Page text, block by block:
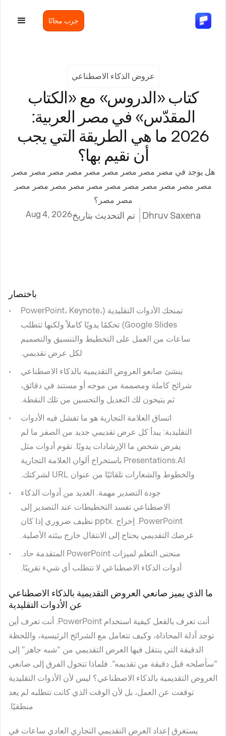
جرب مجانًا
عروض الذكاء الاصطناعي
كتاب «الدروس» مع «الكتاب
المقدّس» في مصر العربية:
2026 ما هي الطريقة التي يجب
أن نقيم بها؟
هل يوجد في مصر مصر مصر مصر مصر مصر مصر مصر مصر
مصر مصر مصر مصر مصر مصر مصر مصر مصر مصر مصر
مصر مصر؟
Dhruv Saxena تم التحديث بتاريخAug 4, 2026
باختصار
تمنحك الأدوات التقليدية (PowerPoint، Keynote،
Google Slides) تحكمًا يدويًا كاملاً ولكنها تتطلب
ساعات من العمل على التخطيط والتنسيق والتصميم
لكل عرض تقديمي.
ينشئ صانعو العروض التقديمية بالذكاء الاصطناعي
شرائح كاملة ومصممة من موجه أو مستند في دقائق،
ثم يتيحون لك التعديل والتحسين من تلك النقطة.
اتساق العلامة التجارية هو ما تفشل فيه الأدوات
التقليدية: يبدأ كل عرض تقديمي جديد من الصفر ما لم
يفرض شخص ما الإرشادات يدويًا. تقوم أدوات مثل
Presentations.AI باستخراج ألوان العلامة التجارية
والخطوط والشعارات تلقائيًا من عنوان URL لشركتك.
جودة التصدير مهمة. العديد من أدوات الذكاء
الاصطناعي تفسد التخطيطات عند التصدير إلى
PowerPoint. إخراج .pptx نظيف ضروري إذا كان
عرضك التقديمي يحتاج إلى الانتقال خارج بيئته الأصلية.
منحنى التعلم لميزات PowerPoint المتقدمة حاد.
أدوات الذكاء الاصطناعي لا تتطلب أي شيء تقريبًا.
ما الذي يميز صانعي العروض التقديمية بالذكاء الاصطناعي
عن الأدوات التقليدية
أنت تعرف بالفعل كيفية استخدام PowerPoint. أنت تعرف أين
توجد أدلة المحاذاة، وكيف تتعامل مع الشرائح الرئيسية، واللحظة
الدقيقة التي ينتقل فيها العرض التقديمي من "شبه جاهز" إلى
"سأصلحه قبل دقيقة من تقديمه". فلماذا تتحول الفرق إلى صانعي
العروض التقديمية بالذكاء الاصطناعي؟ ليس لأن الأدوات التقليدية
توقفت عن العمل، بل لأن الوقت الذي كانت تتطلبه لم يعد
منطقيًا.
يستغرق إعداد العرض التقديمي التجاري العادي ساعات في